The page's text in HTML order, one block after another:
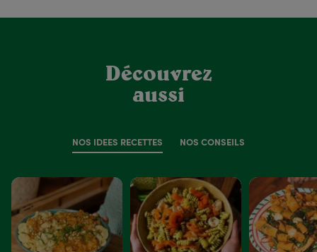
Découvrez
aussi
NOS IDÉES RECETTES NOS CONSEILS